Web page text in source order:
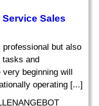
Service Sales
but also
tasks and
beginning will
operating [...]